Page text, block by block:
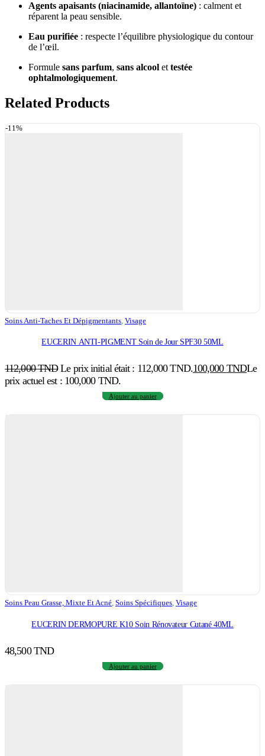
Agents apaisants (niacinamide, allantoïne) : calment et
réparent la peau sensible.
Eau purifiée : respecte l’équilibre physiologique du contour
de l’œil.
Formule sans parfum, sans alcool et testée
ophtalmologiquement.
Related Products
-11%
Soins Anti-Taches Et Dépigmentants Visage
EUCERIN ANTI-PIGMENT Soin de Jour SPF30 50ML
112,000TND Le prix initial était : 112,000 TND.100,000 TNDLe
prix actuel est : 100,000 TND.
Ajouter au panier
Soins Peau Grasse, Mixte Et Acné, Soins Spécifiques, Visage
EUCERIN DERMOPURE K10 Soin Rénovateur Cutané 40ML
48,500TND
Ajouter au panier